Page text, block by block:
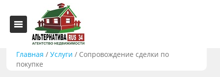
Главная /Услуги / Сопровождение сделки по
покупке